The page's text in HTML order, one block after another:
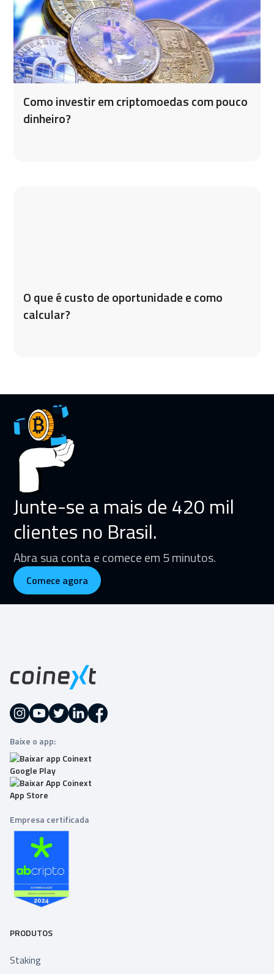
Como investir em criptomoedas com pouco
dinheiro?
O que é custo de oportunidade e como
calcular?
Junte-se a mais de 420 mil
clientes no Brasil.
Abra sua conta e comece em 5 minutos.
Comece agora
Baixe o app:
Empresa certificada
PRODUTOS
Staking